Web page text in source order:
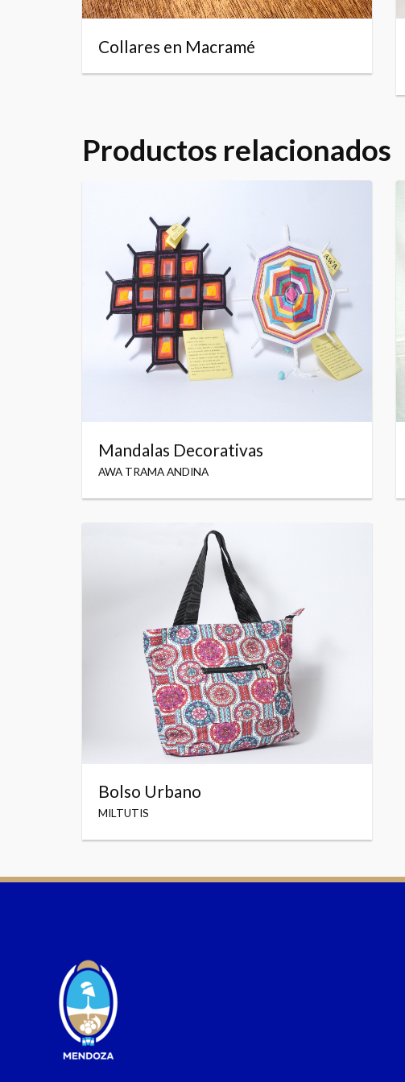
Collares en Macramé
Productos relacionados
Mandalas Decorativas
AWA TRAMA ANDINA
Bolso Urbano
MILTUTIS